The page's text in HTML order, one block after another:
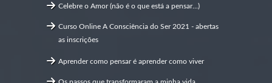
Celebre o Amor (não é o que está a pensar...)
Curso Online A Consciência do Ser 2021 - abertas
as inscrições
Aprender como pensar é aprender como viver